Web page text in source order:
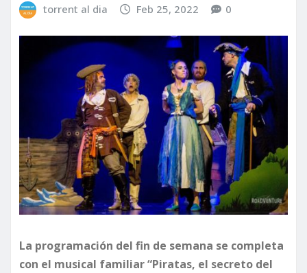
torrent al dia Feb 25, 2022 0
La programación del fin de semana se completa
con el musical familiar “Piratas, el secreto del